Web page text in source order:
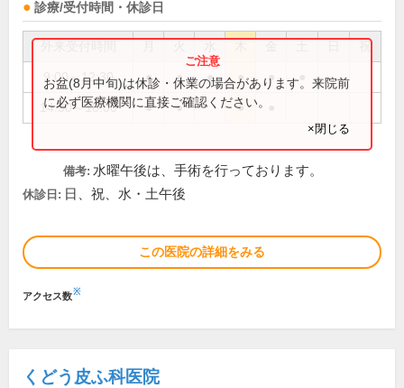
診療/受付時間・休診日
祝
9:00～12:30 ● ● ● ● ●
14:30～18:00 ● ● ●
お盆(8月中旬)は休診・休業の場合があります。来院前
に必ず医療機関に直接ご確認ください。
×閉じる
備考: 水曜午後は、手術を行っております。
休診日: 日、祝、水・土午後
この医院の詳細をみる
アクセス数※
くどう皮ふ科医院